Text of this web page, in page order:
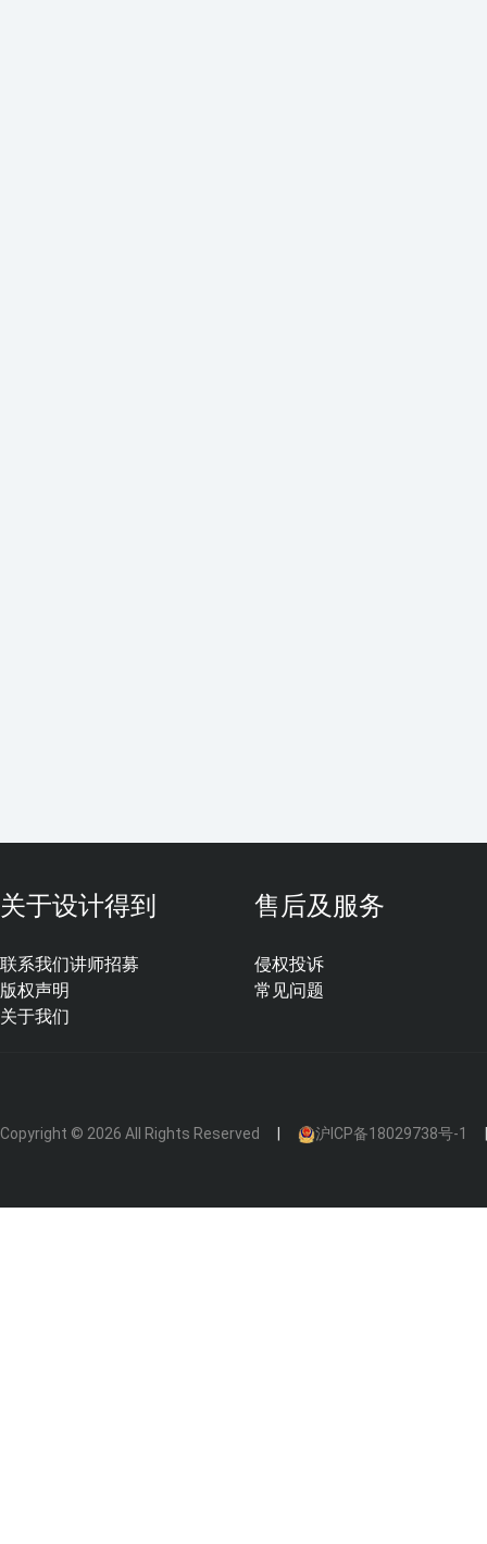
关于设计得到
联系我们
版权声明
关于我们
讲师招募
售后及服务
侵权投诉
常见问题
Copyright © 2026 All Rights Reserved 沪ICP备18029738号-1